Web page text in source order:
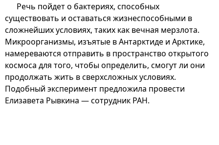
Речь пойдет о бактериях, способных
существовать и оставаться жизнеспособными в
сложнейших условиях, таких как вечная мерзлота.
Микроорганизмы, изъятые в Антарктиде и Арктике,
намереваются отправить в пространство открытого
космоса для того, чтобы определить, смогут ли они
продолжать жить в сверхсложных условиях.
Подобный эксперимент предложила провести
Елизавета Рывкина — сотрудник РАН.